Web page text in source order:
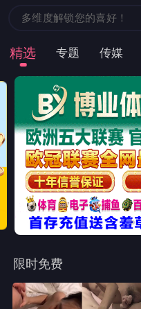
精选 专题 传媒
限时免费